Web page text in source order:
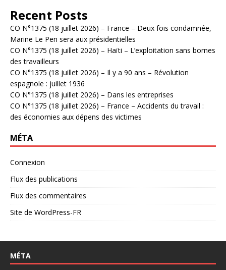
Recent Posts
CO N°1375 (18 juillet 2026) – France – Deux fois condamnée,
Marine Le Pen sera aux présidentielles
CO N°1375 (18 juillet 2026) – Haïti – L’exploitation sans bornes
des travailleurs
CO N°1375 (18 juillet 2026) – Il y a 90 ans – Révolution
espagnole : juillet 1936
CO N°1375 (18 juillet 2026) – Dans les entreprises
CO N°1375 (18 juillet 2026) – France – Accidents du travail :
des économies aux dépens des victimes
MÉTA
Connexion
Flux des publications
Flux des commentaires
Site de WordPress-FR
MÉTA